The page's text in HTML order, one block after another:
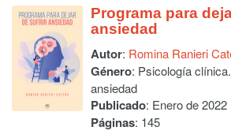
Programa para
ansiedad
Autor: Romina Ranieri
Género: Psicología
ansiedad
Publicado: Enero de 2022
Páginas: 145